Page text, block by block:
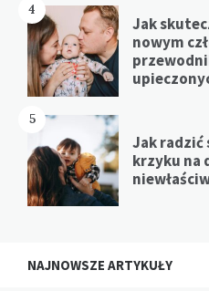
4
Jak
nowym
5
Jak radzić
krzyku na
NAJNOWSZE ARTYKUŁY